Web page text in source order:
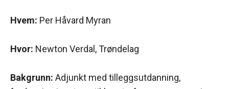
Hvem: Per Håvard Myran
Hvor: Newton Verdal, Trøndelag
Bakgrunn: Adjunkt med tilleggsutdanning,